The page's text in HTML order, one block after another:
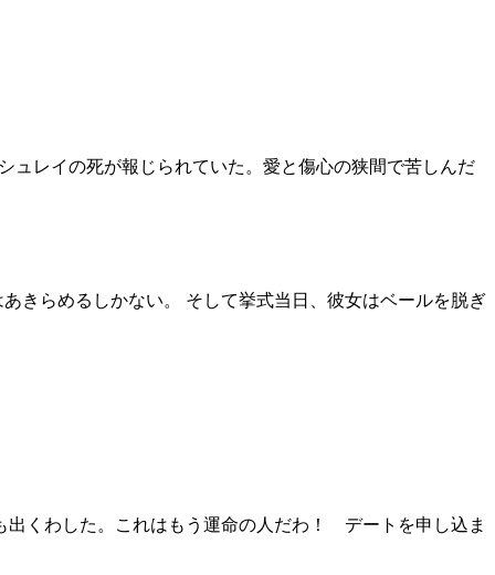
ュレイの死が報じられていた。愛と傷心の狭間で苦しんだ
きらめるしかない。 そして挙式当日、彼女はベールを脱ぎ
出くわした。これはもう運命の人だわ！ デートを申し込ま